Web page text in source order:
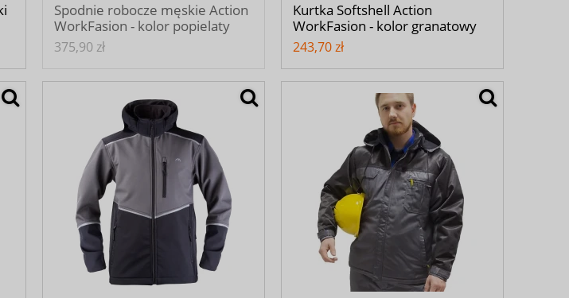
Spodnie robocze męskie Action
WorkFasion - kolor popielaty
375,90 zł
Kurtka Softshell Action
WorkFasion - kolor granatowy
243,70 zł